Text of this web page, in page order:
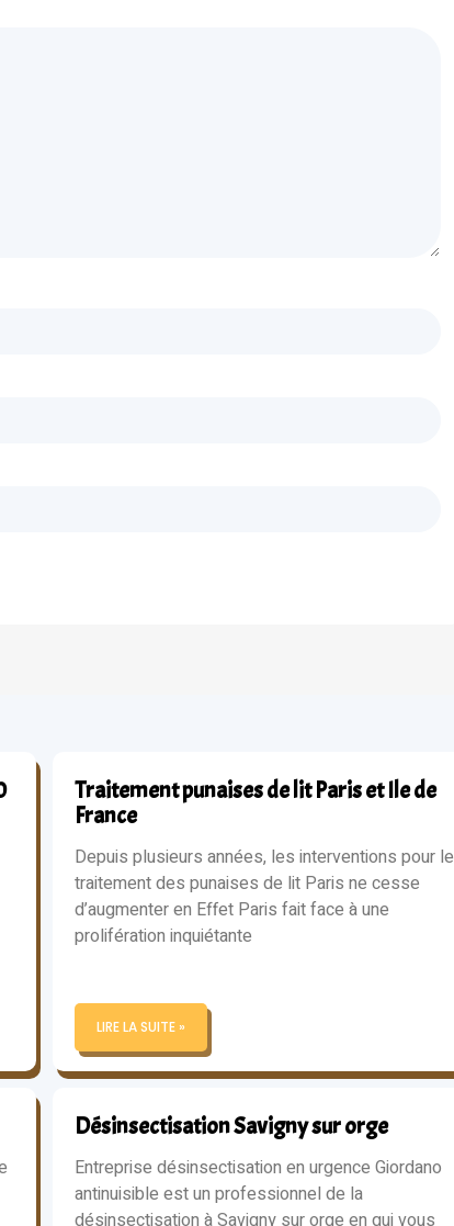
Traitement punaises de lit Paris et Ile de
France
Depuis plusieurs années, les interventions pour le
traitement des punaises de lit Paris ne cesse
d’augmenter en Effet Paris fait face à une
prolifération inquiétante
LIRE LA SUITE »
Désinsectisation Savigny sur orge
Entreprise désinsectisation en urgence Giordano
antinuisible est un professionnel de la